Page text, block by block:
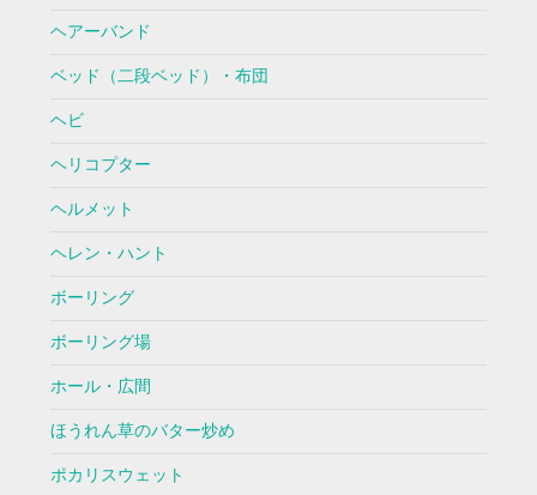
ヘアーバンド
ベッド（二段ベッド）・布団
ヘビ
ヘリコプター
ヘルメット
ヘレン・ハント
ボーリング
ボーリング場
ホール・広間
ほうれん草のバター炒め
ポカリスウェット